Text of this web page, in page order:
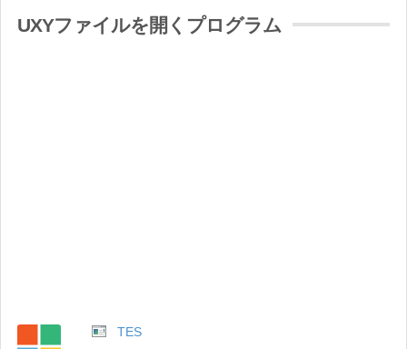
UXYファイルを開くプログラム
TES